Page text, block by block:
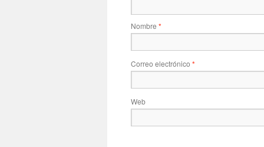
Nombre *
Correo electrónico *
Web